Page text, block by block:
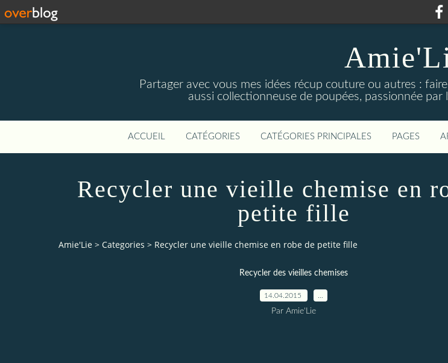
Partager avec vous mes idées récup couture ou autres :
aussi collectionneuse de poupées, passionnée par
ACCUEIL CATÉGORIES CATÉGORIES PRINCIPALES PAGES
Recycler une vieille chemise en
petite fille
Amie'Lie > Categories > Recycler une vieille chemise en robe de petite fille
Recycler des vieilles chemises
14.04.2015
Par Amie'Lie